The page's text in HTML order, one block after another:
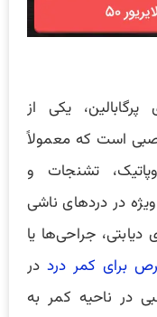
حاوی پرگابالین، یکی از
است که معمولاً
تشنجات و
در دردهای ناشی
جراحی‌ها یا
برای کمر درد در
در ناحیه کمر به